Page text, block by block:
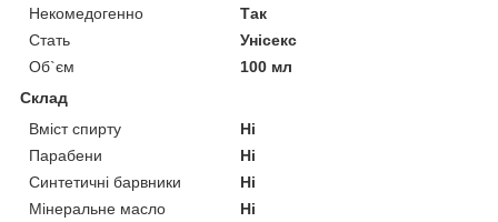
Некомедогенно
Так
Стать
Унісекс
Об`єм
100 мл
Склад
Вміст спирту
Ні
Парабени
Ні
Синтетичні барвники
Ні
Мінеральне масло
Ні